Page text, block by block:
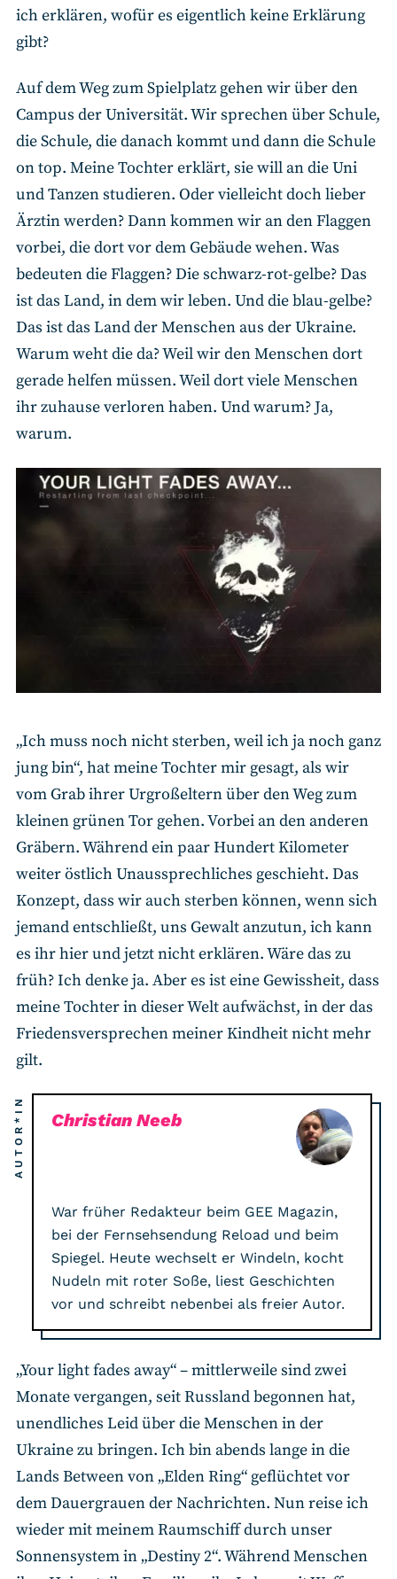
ich erklären, wofür es eigentlich keine Erklärung
gibt?
Auf dem Weg zum Spielplatz gehen wir über den
Campus der Universität. Wir sprechen über Schule,
die Schule, die danach kommt und dann die Schule
on top. Meine Tochter erklärt, sie will an die Uni
und Tanzen studieren. Oder vielleicht doch lieber
Ärztin werden? Dann kommen wir an den Flaggen
vorbei, die dort vor dem Gebäude wehen. Was
bedeuten die Flaggen? Die schwarz-rot-gelbe? Das
ist das Land, in dem wir leben. Und die blau-gelbe?
Das ist das Land der Menschen aus der Ukraine.
Warum weht die da? Weil wir den Menschen dort
gerade helfen müssen. Weil dort viele Menschen
ihr zuhause verloren haben. Und warum? Ja,
warum.
„Ich muss noch nicht sterben, weil ich ja noch ganz
jung bin“, hat meine Tochter mir gesagt, als wir
vom Grab ihrer Urgroßeltern über den Weg zum
kleinen grünen Tor gehen. Vorbei an den anderen
Gräbern. Während ein paar Hundert Kilometer
weiter östlich Unaussprechliches geschieht. Das
Konzept, dass wir auch sterben können, wenn sich
jemand entschließt, uns Gewalt anzutun, ich kann
es ihr hier und jetzt nicht erklären. Wäre das zu
früh? Ich denke ja. Aber es ist eine Gewissheit, dass
meine Tochter in dieser Welt aufwächst, in der das
Friedensversprechen meiner Kindheit nicht mehr
gilt.
AUTOR*IN Christian Neeb
War früher Redakteur beim GEE Magazin,
bei der Fernsehsendung Reload und beim
Spiegel. Heute wechselt er Windeln, kocht
Nudeln mit roter Soße, liest Geschichten
vor und schreibt nebenbei als freier Autor.
„Your light fades away“ – mittlerweile sind zwei
Monate vergangen, seit Russland begonnen hat,
unendliches Leid über die Menschen in der
Ukraine zu bringen. Ich bin abends lange in die
Lands Between von „Elden Ring“ geflüchtet vor
dem Dauergrauen der Nachrichten. Nun reise ich
wieder mit meinem Raumschiff durch unser
Sonnensystem in „Destiny 2“. Während Menschen